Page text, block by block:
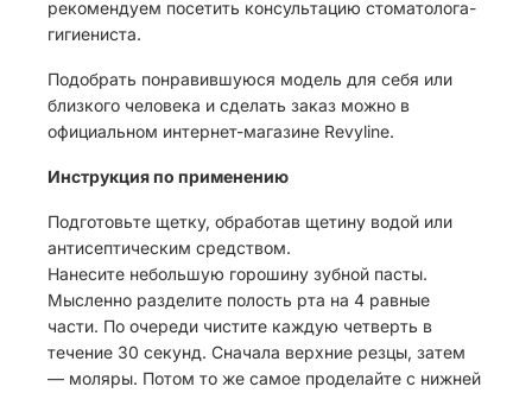
рекомендуем посетить консультацию стоматолога-
гигиениста.
Подобрать понравившуюся модель для себя или
близкого человека и сделать заказ можно в
официальном интернет-магазине Revyline.
Инструкция по применению
Подготовьте щетку, обработав щетину водой или
антисептическим средством.
Нанесите небольшую горошину зубной пасты.
Мысленно разделите полость рта на 4 равные
части. По очереди чистите каждую четверть в
течение 30 секунд. Сначала верхние резцы, затем
— моляры. Потом то же самое проделайте с нижней